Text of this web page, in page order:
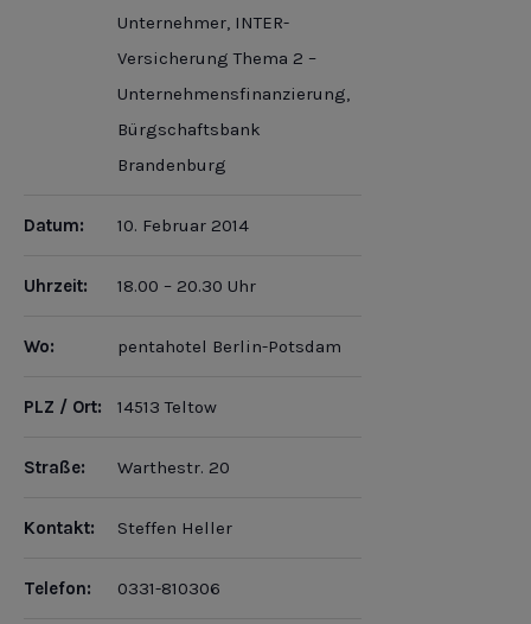
Unternehmer, INTER-
Versicherung Thema 2 –
Unternehmensfinanzierung,
Bürgschaftsbank
Brandenburg
Datum: 10. Februar 2014
Uhrzeit: 18.00 – 20.30 Uhr
Wo: pentahotel Berlin-Potsdam
PLZ / Ort: 14513 Teltow
Straße: Warthestr. 20
Kontakt: Steffen Heller
Telefon: 0331-810306